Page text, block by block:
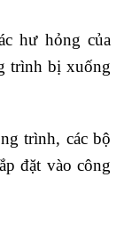
hư hỏng của
trình bị xuống
trình, các bộ
đặt vào công